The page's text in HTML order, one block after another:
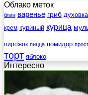
Облако меток
блин варенье гриб духовка
крем куриный курица
пирожок пицца помидор
торт яблоко
Интересно